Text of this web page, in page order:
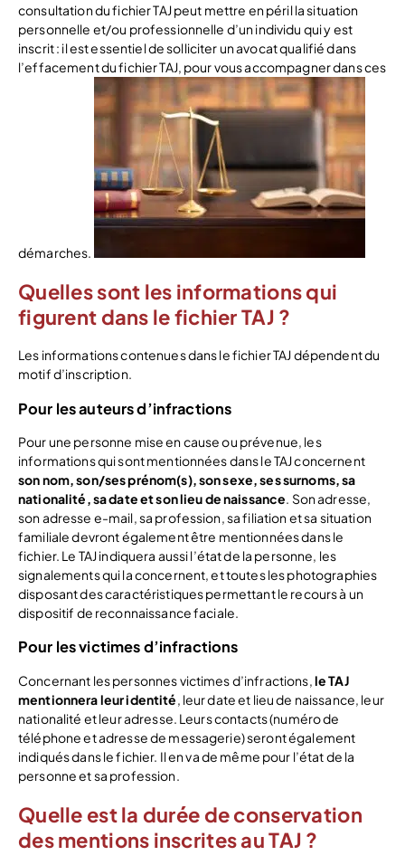
consultation du fichier TAJ peut mettre en péril la situation
personnelle et/ou professionnelle d’un individu qui y est
inscrit : il est essentiel de solliciter un avocat qualifié dans
l’effacement du fichier TAJ, pour vous accompagner dans ces
démarches.
Quelles sont les informations qui
figurent dans le fichier TAJ ?
Les informations contenues dans le fichier TAJ dépendent du
motif d’inscription.
Pour les auteurs d’infractions
Pour une personne mise en cause ou prévenue, les
informations qui sont mentionnées dans le TAJ concernent
son nom, son/ses prénom(s), son sexe, ses surnoms, sa
nationalité, sa date et son lieu de naissance. Son adresse,
son adresse e-mail, sa profession, sa filiation et sa situation
familiale devront également être mentionnées dans le
fichier. Le TAJ indiquera aussi l’état de la personne, les
signalements qui la concernent, et toutes les photographies
disposant des caractéristiques permettant le recours à un
dispositif de reconnaissance faciale.
Pour les victimes d’infractions
Concernant les personnes victimes d’infractions,le TAJ
mentionnera leur identité, leur date et lieu de naissance, leur
nationalité et leur adresse. Leurs contacts (numéro de
téléphone et adresse de messagerie) seront également
indiqués dans le fichier. Il en va de même pour l’état de la
personne et sa profession.
Quelle est la durée de conservation
des mentions inscrites au TAJ ?